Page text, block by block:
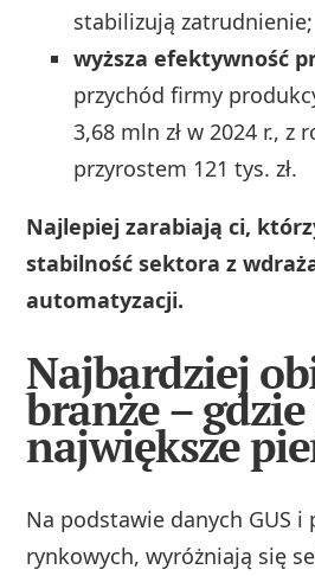
stabilizują zatrudnienie;
wyższa efektywność
przychód firmy
3,68 mln zł w 2024 r., z
przyrostem 121 tys. zł.
Najlepiej zarabiają ci,
stabilność sektora z
automatyzacji.
Najbardziej
branże – gdzie
największe
Na podstawie danych GUS i
rynkowych, wyróżniają się